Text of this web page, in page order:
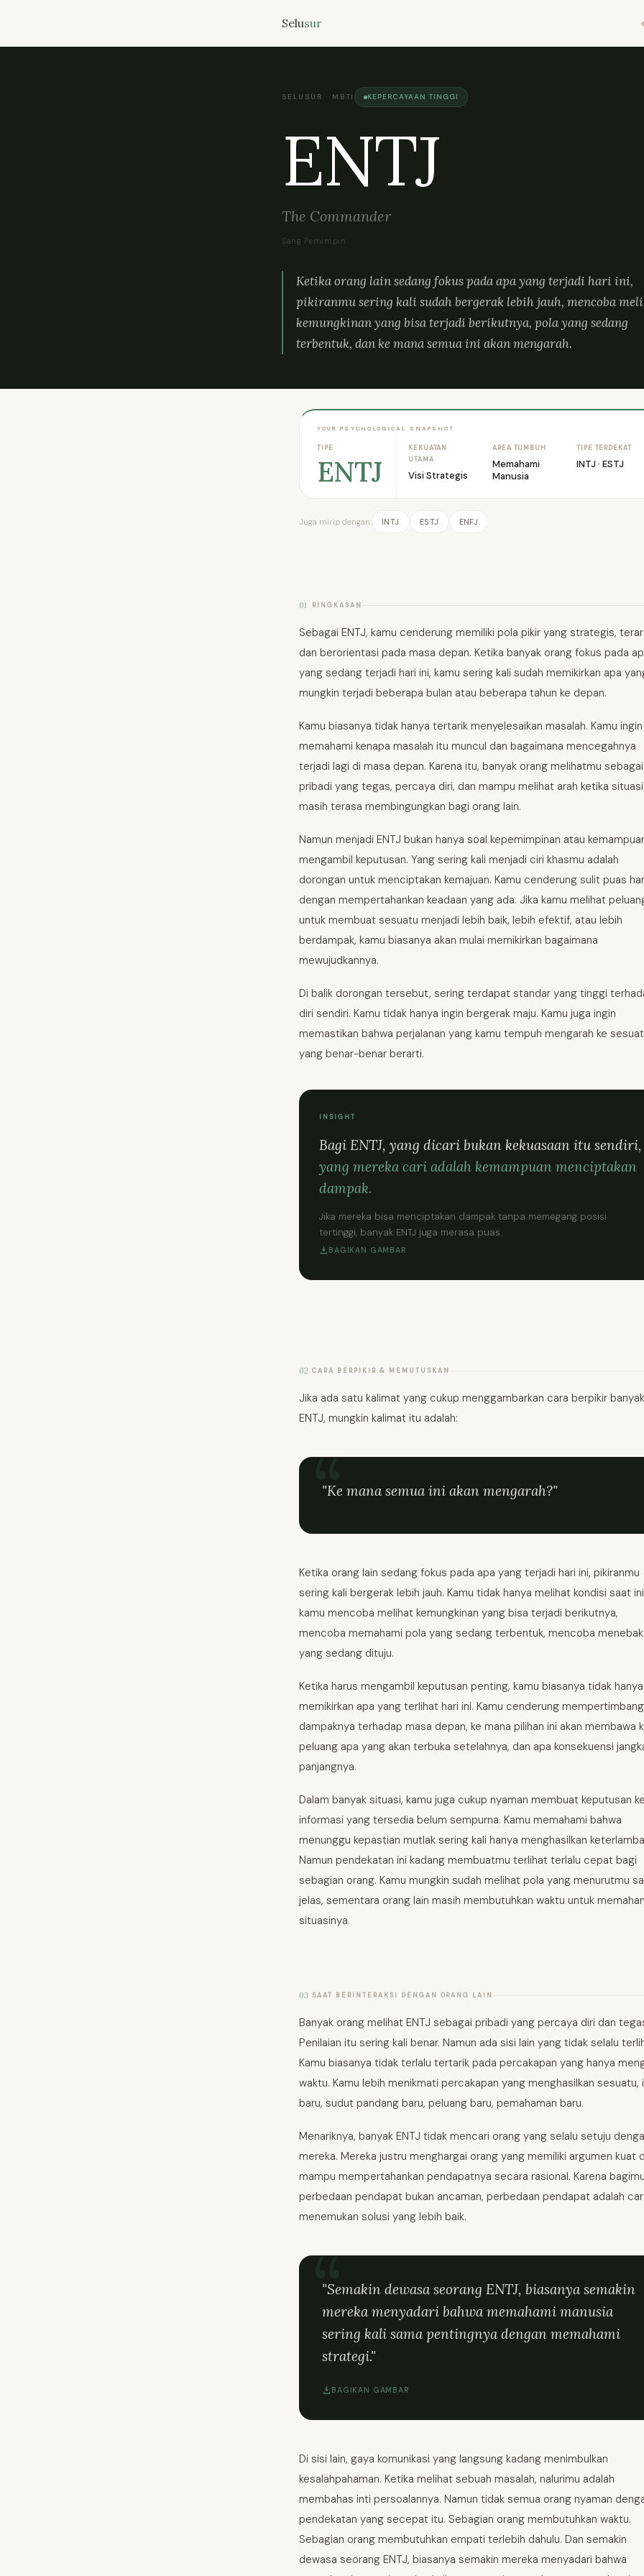
Selusur
SELUSUR · MBTI KEPERCAYAAN TINGGI
ENTJ
The Commander
Sang Pemimpin
Ketika orang lain sedang fokus pada apa yang terjadi hari ini,
pikiranmu sering kali sudah bergerak lebih jauh, mencoba
kemungkinan yang bisa terjadi berikutnya, pola yang sedang
terbentuk, dan ke mana semua ini akan mengarah.
YOUR PSYCHOLOGICAL SNAPSHOT
TIPE
ENTJ
KEKUATAN
UTAMA
Visi Strategis
AREA TUMBUH
Memahami
Manusia
TIPE TERDEKAT
INTJ · ESTJ
Juga mirip dengan: INTJ ESTJ ENFJ
01 RINGKASAN
Sebagai ENTJ, kamu cenderung memiliki pola pikir yang strategis,
dan berorientasi pada masa depan. Ketika banyak orang fokus pada
yang sedang terjadi hari ini, kamu sering kali sudah memikirkan apa
mungkin terjadi beberapa bulan atau beberapa tahun ke depan.
Kamu biasanya tidak hanya tertarik menyelesaikan masalah. Kamu ingin
memahami kenapa masalah itu muncul dan bagaimana mencegahnya
terjadi lagi di masa depan. Karena itu, banyak orang melihatmu sebagai
pribadi yang tegas, percaya diri, dan mampu melihat arah ketika situasi
masih terasa membingungkan bagi orang lain.
Namun menjadi ENTJ bukan hanya soal kepemimpinan atau
mengambil keputusan. Yang sering kali menjadi ciri khasmu adalah
dorongan untuk menciptakan kemajuan. Kamu cenderung sulit puas
dengan mempertahankan keadaan yang ada. Jika kamu melihat
untuk membuat sesuatu menjadi lebih baik, lebih efektif, atau lebih
berdampak, kamu biasanya akan mulai memikirkan bagaimana
mewujudkannya.
Di balik dorongan tersebut, sering terdapat standar yang tinggi
diri sendiri. Kamu tidak hanya ingin bergerak maju. Kamu juga ingin
memastikan bahwa perjalanan yang kamu tempuh mengarah ke
yang benar-benar berarti.
INSIGHT
Bagi ENTJ, yang dicari bukan kekuasaan itu sendiri,
yang mereka cari adalah kemampuan menciptakan
dampak.
Jika mereka bisa menciptakan dampak tanpa memegang posisi
tertinggi, banyak ENTJ juga merasa puas.
BAGIKAN GAMBAR
02 CARA BERPIKIR & MEMUTUSKAN
Jika ada satu kalimat yang cukup menggambarkan cara berpikir banyak
ENTJ, mungkin kalimat itu adalah:
"Ke mana semua ini akan mengarah?"
Ketika orang lain sedang fokus pada apa yang terjadi hari ini, pikiranmu
sering kali bergerak lebih jauh. Kamu tidak hanya melihat kondisi saat
kamu mencoba melihat kemungkinan yang bisa terjadi berikutnya,
mencoba memahami pola yang sedang terbentuk, mencoba
yang sedang dituju.
Ketika harus mengambil keputusan penting, kamu biasanya tidak hanya
memikirkan apa yang terlihat hari ini. Kamu cenderung
dampaknya terhadap masa depan, ke mana pilihan ini akan membawa
peluang apa yang akan terbuka setelahnya, dan apa konsekuensi
panjangnya.
Dalam banyak situasi, kamu juga cukup nyaman membuat keputusan
informasi yang tersedia belum sempurna. Kamu memahami bahwa
menunggu kepastian mutlak sering kali hanya menghasilkan
Namun pendekatan ini kadang membuatmu terlihat terlalu cepat bagi
sebagian orang. Kamu mungkin sudah melihat pola yang menurutmu
jelas, sementara orang lain masih membutuhkan waktu untuk
situasinya.
03 SAAT BERINTERAKSI DENGAN ORANG LAIN
Banyak orang melihat ENTJ sebagai pribadi yang percaya diri dan
Penilaian itu sering kali benar. Namun ada sisi lain yang tidak selalu
Kamu biasanya tidak terlalu tertarik pada percakapan yang hanya
waktu. Kamu lebih menikmati percakapan yang menghasilkan sesuatu,
baru, sudut pandang baru, peluang baru, pemahaman baru.
Menariknya, banyak ENTJ tidak mencari orang yang selalu setuju
mereka. Mereka justru menghargai orang yang memiliki argumen kuat
mampu mempertahankan pendapatnya secara rasional. Karena
perbedaan pendapat bukan ancaman, perbedaan pendapat adalah
menemukan solusi yang lebih baik.
"Semakin dewasa seorang ENTJ, biasanya semakin
mereka menyadari bahwa memahami manusia
sering kali sama pentingnya dengan memahami
strategi."
BAGIKAN GAMBAR
Di sisi lain, gaya komunikasi yang langsung kadang menimbulkan
kesalahpahaman. Ketika melihat sebuah masalah, nalurimu adalah
membahas inti persoalannya. Namun tidak semua orang nyaman
pendekatan yang secepat itu. Sebagian orang membutuhkan waktu.
Sebagian orang membutuhkan empati terlebih dahulu. Dan semakin
dewasa seorang ENTJ, biasanya semakin mereka menyadari bahwa